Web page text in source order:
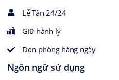
Lễ Tân 24/24
Giữ hành lý
Dọn phòng hàng ngày
Ngôn ngữ sử dụng